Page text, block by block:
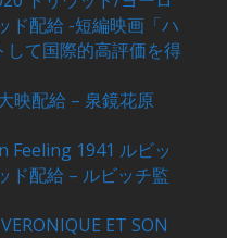
ド配給 -短編映画「ハ
して国際的高評価を得
映配給 – 泉鏡花原
Feeling 1941 ルビッ
ド配給 – ルビッチ監
ET SON